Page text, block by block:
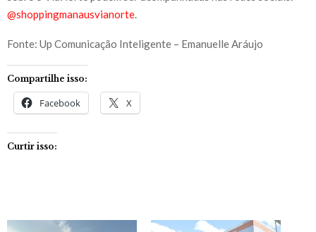
@shoppingmanausvianorte.
Fonte: Up Comunicação Inteligente – Emanuelle Aráujo
Compartilhe isso:
Facebook X
Curtir isso: